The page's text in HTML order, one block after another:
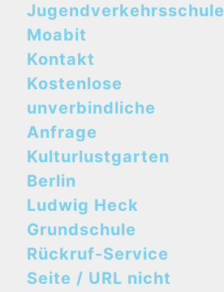
Jugendverkehrsschule
Moabit
Kontakt
Kostenlose
unverbindliche
Anfrage
Kulturlustgarten
Berlin
Ludwig Heck
Grundschule
Rückruf-Service
Seite / URL nicht